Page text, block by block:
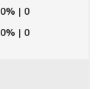
0% | 0
0% | 0